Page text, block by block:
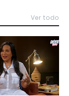
Ver todo